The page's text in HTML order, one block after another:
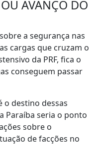
AVANÇO DO
a segurança nas
cargas que cruzam o
da PRF, fica o
conseguem passar
o destino dessas
Paraíba seria o ponto
sobre o
de facções no